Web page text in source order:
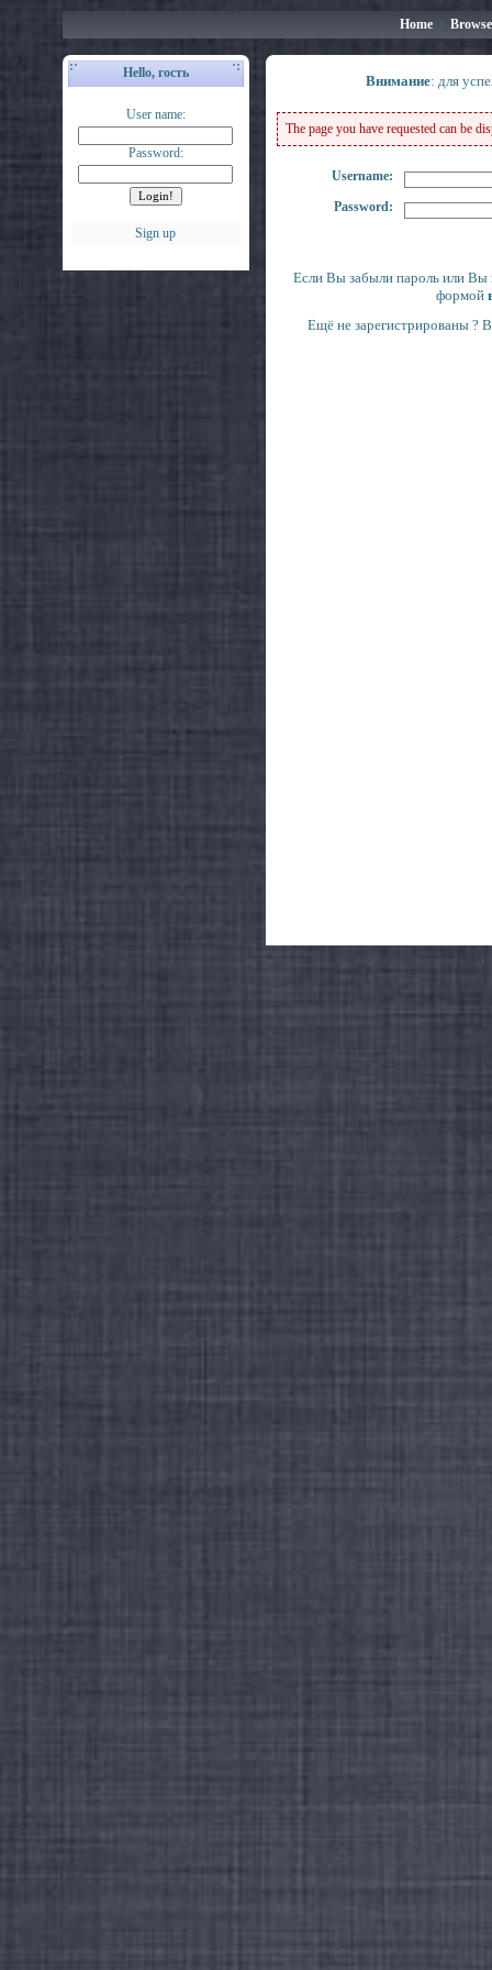
Home • Browse
Hello, гость
User name:
Password:
Sign up
Внимание: для
The page you have requested can be
Username:
Password:
Если Вы забыли пароль или Вы
формой
Ещё не зарегистрированы ?